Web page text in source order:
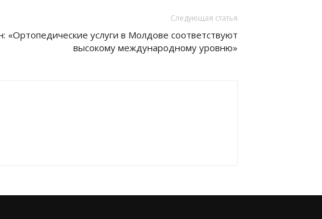
Следующая статья
«Ортопедические услуги в Молдове соответствуют
высокому международному уровню»